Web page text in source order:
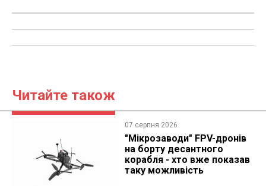
Читайте також
07 серпня 2026
"Мікрозаводи" FPV-дронів
на борту десантного
корабля - хто вже показав
таку можливість